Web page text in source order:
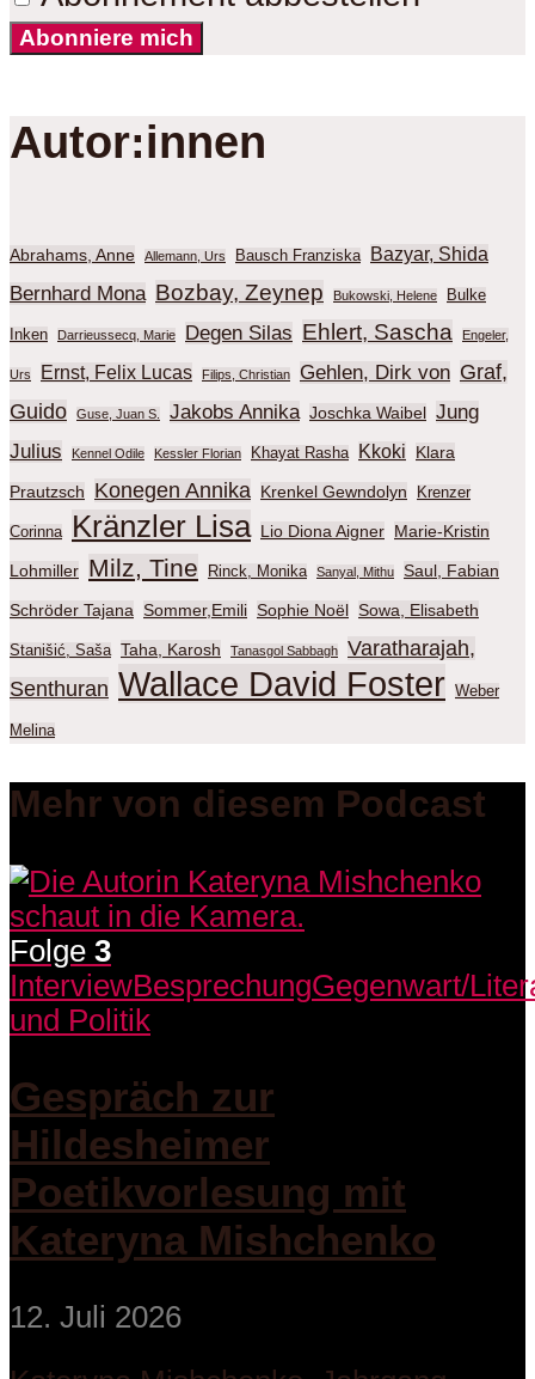
Abonniere mich
Autor:innen
Abrahams, Anne Allemann, Urs Bausch Franziska Bazyar, Shida
Bernhard Mona Bozbay, Zeynep Bukowski, Helene Bulke
Inken Darrieussecq, Marie Degen Silas Ehlert, Sascha Engeler,
Urs Ernst, Felix Lucas Filips, Christian Gehlen, Dirk von Graf,
Guido
Guse, Juan S. Jakobs Annika Joschka Waibel Jung
Julius
Kennel Odile Kessler Florian Khayat Rasha Kkoki Klara
Prautzsch Konegen Annika Krenkel Gewndolyn Krenzer
Corinna Kränzler Lisa Lio Diona Aigner Marie-Kristin
Lohmiller Milz, Tine Rinck, Monika Sanyal, Mithu Saul, Fabian
Schröder Tajana Sommer,Emili Sophie Noël Sowa, Elisabeth
Stanišić, Saša Taha, Karosh Tanasgol Sabbagh
Varatharajah,
Senthuran Wallace David Foster Weber
Melina
Mehr von diesem Podcast
Folge 3
InterviewBesprechungGegenwart/
und Politik
Gespräch zur
Hildesheimer
Poetikvorlesung mit
Kateryna Mishchenko
12. Juli 2026